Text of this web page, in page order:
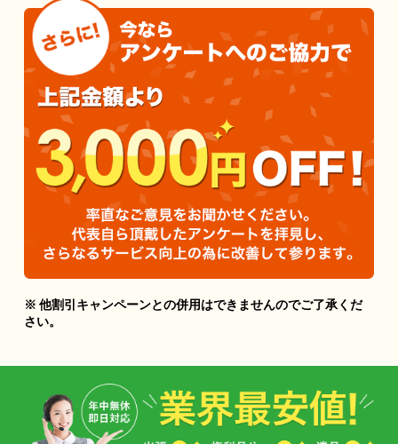
※ 他割引キャンペーンとの併用はできませんのでご了承くだ
さい。